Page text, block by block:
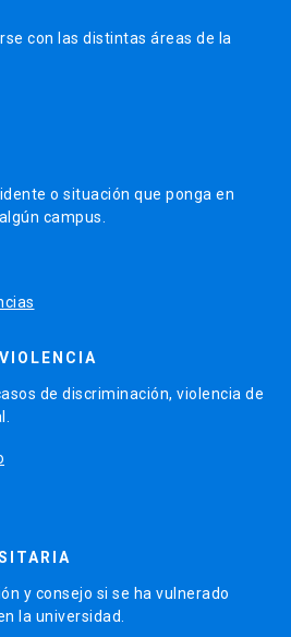
con las distintas áreas de la
o situación que ponga en
campus.
de discriminación, violencia de
y consejo si se ha vulnerado
la universidad.